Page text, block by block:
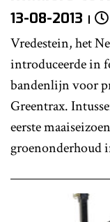
13-08-2013
Vredestein, het
introduceerde in
bandenlijn voor
Greentrax.
eerste
groenonderhoud